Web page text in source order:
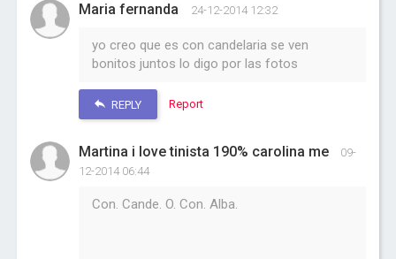
Maria fernanda 24-12-2014 12:32
yo creo que es con candelaria se ven
bonitos juntos lo digo por las fotos
REPLY Report
Martina i love tinista 190% carolina me
09-
12-2014 06:44
Con. Cande. O. Con. Alba.